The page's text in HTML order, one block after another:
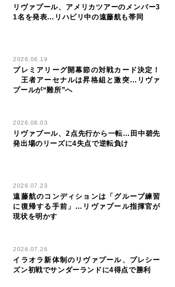
リヴァプール、アメリカツアーのメンバー3
1名を発表…リハビリ中の遠藤航も帯同
2026.06.19
プレミアリーグ開幕節の対戦カード決定！
王者アーセナルは昇格組と激突…リヴァ
プールが“難所”へ
2026.08.03
リヴァプール、2点先行から一転…田中碧先
発出場のリーズに4失点で逆転負け
2026.07.23
遠藤航のコンディションは「グループ練習
に復帰する手前」…リヴァプール指揮官が
現状を明かす
2026.07.26
イラオラ新体制のリヴァプール、プレシー
ズン初戦でサンダーランドに4得点で勝利